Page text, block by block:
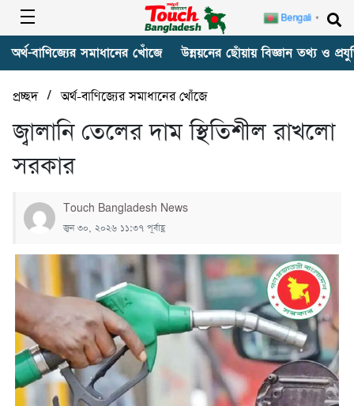
অর্থ-বাণিজ্যের সমাধানের খোঁজে উন্নয়নের ছোঁয়ায় বিজ্ঞান তথ্য ও
প্রচ্ছদ/অর্থ-বাণিজ্যের সমাধানের খোঁজে
জ্বালানি তেলের দাম স্থিতিশীল রাখলো
সরকার
Touch Bangladesh News
জুন ৩০, ২০২৬ ১১:৩৭ পূর্বাহ্ণ
Bengali ▼